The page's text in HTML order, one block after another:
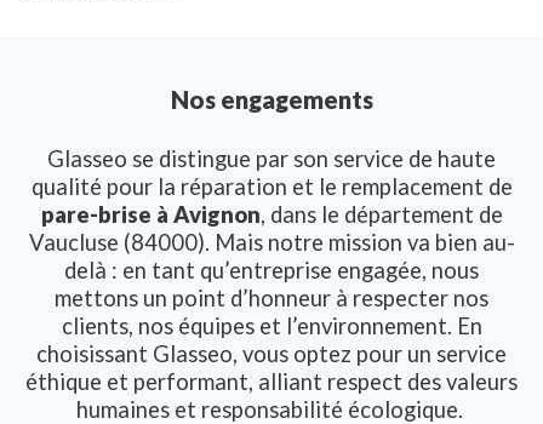
Nos engagements
Glasseo se distingue par son service de haute
qualité pour la réparation et le remplacement de
pare-brise à Avignon, dans le département de
Vaucluse (84000). Mais notre mission va bien au-
delà : en tant qu’entreprise engagée, nous
mettons un point d’honneur à respecter nos
clients, nos équipes et l’environnement. En
choisissant Glasseo, vous optez pour un service
éthique et performant, alliant respect des valeurs
humaines et responsabilité écologique.